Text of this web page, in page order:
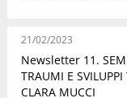
21/02/2023
Newsletter 11.
TRAUMI E
CLARA MUCCI